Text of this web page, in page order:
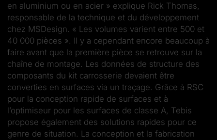
en aluminium ou en acier » explique Rick Thomas,
responsable de la technique et du développement
chez MS­Design. « Les volumes varient entre 500 et
40 000 pièces ». Il y a cependant encore beaucoup à
faire avant que la première pièce se retrouve sur la
chaîne de montage. Les données de structure des
composants du kit carrosserie devaient être
converties en surfaces via un traçage. Grâce à RSC
pour la conception rapide de surfaces et à
l’optimiseur pour les surfaces de classe A, Tebis
propose également des solutions rapides pour ce
genre de situation. La conception et la fabrication